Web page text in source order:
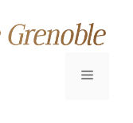
Menu